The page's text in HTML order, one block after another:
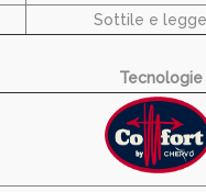
Sottile e
Tecnologie